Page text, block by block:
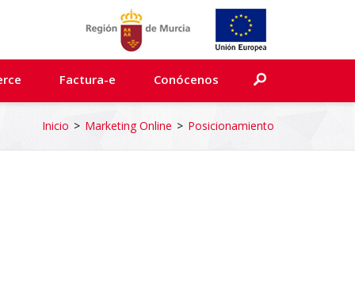
Factura-e Conócenos
Inicio > Marketing Online > Posicionamiento